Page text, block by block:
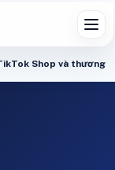
Shop và thương